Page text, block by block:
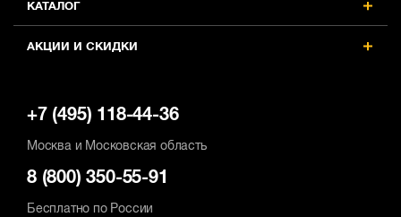
КАТАЛОГ
АКЦИИ И СКИДКИ
+7 (495) 118-44-36
Москва и Московская область
8 (800) 350-55-91
Бесплатно по России